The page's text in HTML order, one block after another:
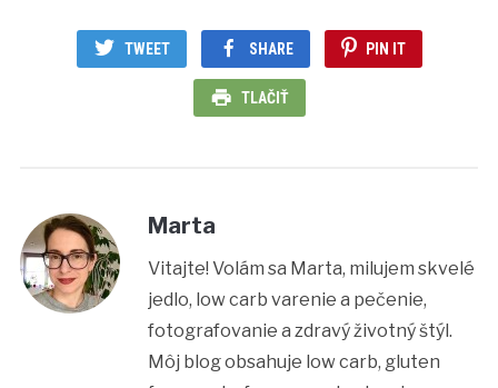
TWEET SHARE PIN IT
TLAČIŤ
Marta
Vitajte! Volám sa Marta, milujem skvelé
jedlo, low carb varenie a pečenie,
fotografovanie a zdravý životný štýl.
Môj blog obsahuje low carb, gluten